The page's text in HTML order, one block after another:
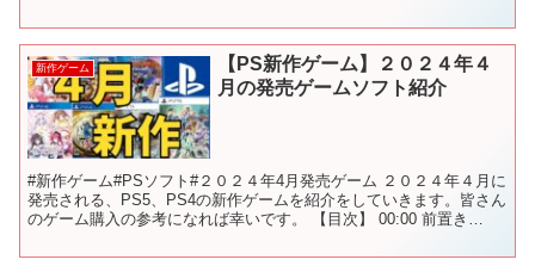
新作ゲーム
【PS新作ゲーム】２０２４年４
月の発売ゲームソフト紹介
#新作ゲーム#PSソフト#２０２４年4月発売ゲーム ２０２４年４月に
発売される、PS5、PS4の新作ゲームを紹介をしていきます。皆さん
のゲーム購入の参考になれば幸いです。 【目次】 00:00 前置き